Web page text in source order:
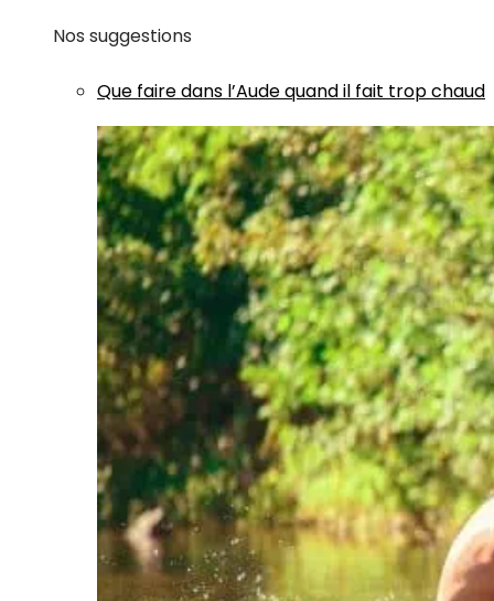
Nos suggestions
Que faire dans l’Aude quand il fait trop chaud